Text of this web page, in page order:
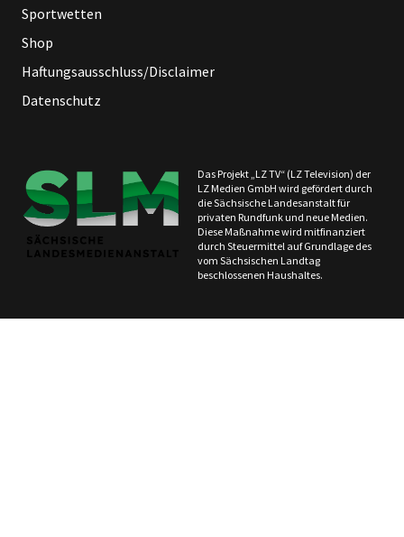
Sportwetten
Shop
Haftungsausschluss/Disclaimer
Datenschutz
Das Projekt „LZ TV“ (LZ Television) der
LZ Medien GmbH wird gefördert durch
die Sächsische Landesanstalt für
privaten Rundfunk und neue Medien.
Diese Maßnahme wird mitfinanziert
durch Steuermittel auf Grundlage des
vom Sächsischen Landtag
beschlossenen Haushaltes.